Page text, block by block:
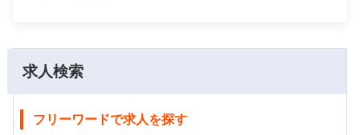
求人検索
フリーワードで求人を探す